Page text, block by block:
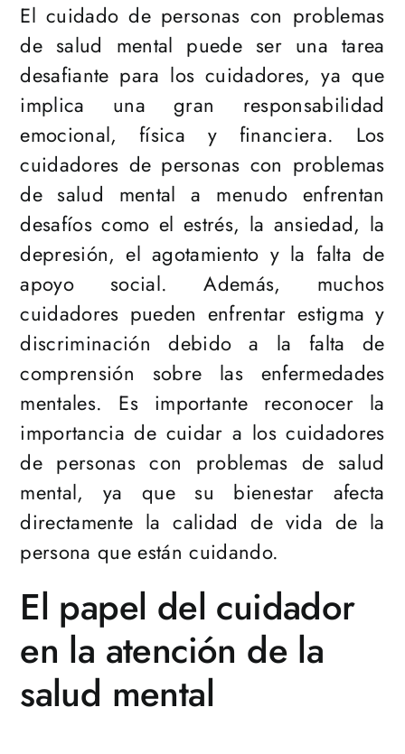
El cuidado de personas con problemas
de salud mental puede ser una tarea
desafiante para los cuidadores, ya que
implica una gran responsabilidad
emocional, física y financiera. Los
cuidadores de personas con problemas
de salud mental a menudo enfrentan
desafíos como el estrés, la ansiedad, la
depresión, el agotamiento y la falta de
apoyo social. Además, muchos
cuidadores pueden enfrentar estigma y
discriminación debido a la falta de
comprensión sobre las enfermedades
mentales. Es importante reconocer la
importancia de cuidar a los cuidadores
de personas con problemas de salud
mental, ya que su bienestar afecta
directamente la calidad de vida de la
persona que están cuidando.
El papel del cuidador
en la atención de la
salud mental